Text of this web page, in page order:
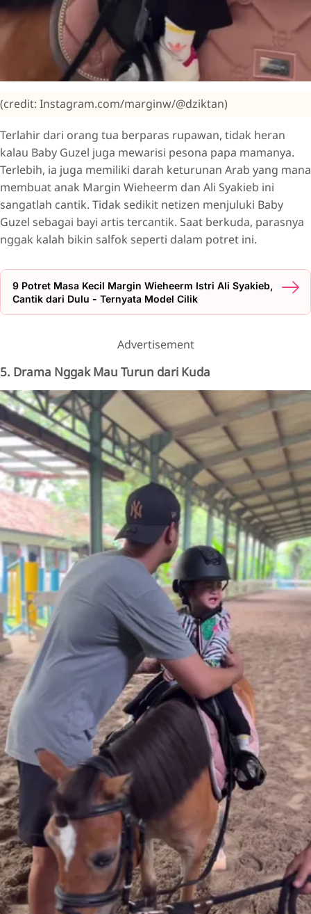
(credit: Instagram.com/marginw/@dziktan)
Terlahir dari orang tua berparas rupawan, tidak heran
kalau Baby Guzel juga mewarisi pesona papa mamanya.
Terlebih, ia juga memiliki darah keturunan Arab yang mana
membuat anak Margin Wieheerm dan Ali Syakieb ini
sangatlah cantik. Tidak sedikit netizen menjuluki Baby
Guzel sebagai bayi artis tercantik. Saat berkuda, parasnya
nggak kalah bikin salfok seperti dalam potret ini.
9 Potret Masa Kecil Margin Wieheerm Istri Ali Syakieb,
Cantik dari Dulu - Ternyata Model Cilik
Advertisement
5. Drama Nggak Mau Turun dari Kuda